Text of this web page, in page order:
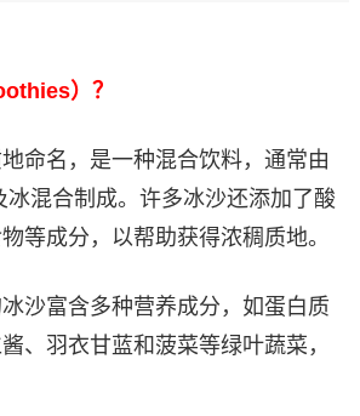
）？
命名，是一种混合饮料，通常由
冰混合制成。许多冰沙还添加了酸
等成分，以帮助获得浓稠质地。
沙富含多种营养成分，如蛋白质
、羽衣甘蓝和菠菜等绿叶蔬菜，